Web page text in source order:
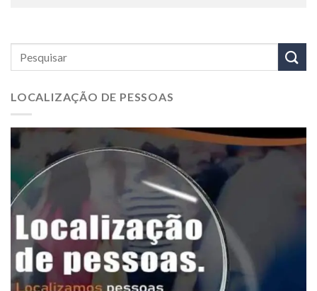
LOCALIZAÇÃO DE PESSOAS